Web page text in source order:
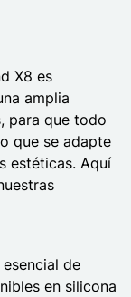
X8 es
amplia
para que todo
que se adapte
estéticas. Aquí
de
en silicona